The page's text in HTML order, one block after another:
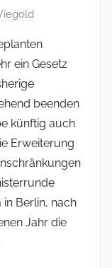
ein Gesetz
beenden
künftig auch
Erweiterung
Berlin, nach
Jahr die